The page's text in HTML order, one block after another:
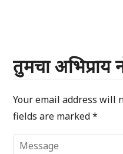
तुमचा अभिप्राय
Your email address will
fields are marked*